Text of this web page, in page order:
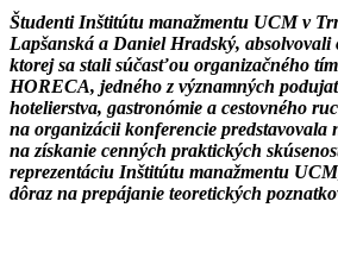
Študenti Inštitútu manažmentu UCM v
Lapšanská a Daniel Hradský, absolvovali
ktorej sa stali súčasťou organizačného
HORECA, jedného z významných
hotelierstva, gastronómie a cestovného
na organizácii konferencie predstavovala
na získanie cenných praktických
reprezentáciu Inštitútu manažmentu
dôraz na prepájanie teoretických